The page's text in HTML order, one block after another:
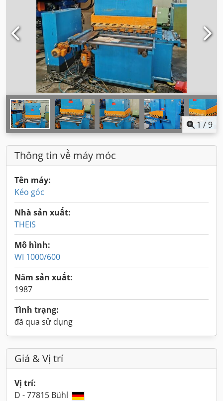
1 /9
Thông tin về máy móc
Tên máy:
Kéo góc
Nhà sản xuất:
THEIS
Mô hình:
WI 1000/600
Năm sản xuất:
1987
Tình trạng:
đã qua sử dụng
Giá & Vị trí
Vị trí:
D - 77815 Bühl